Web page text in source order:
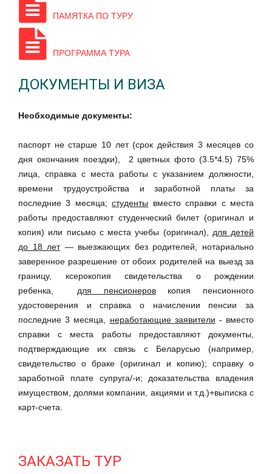
ПАМЯТКА ПО ТУРУ
ПРОГРАММА ТУРА
ДОКУМЕНТЫ И ВИЗА
Необходимые документы:
паспорт не старше 10 лет (срок действия 3 месяцев со
дня окончания поездки),
2 цветных фото (3.5*4.5) 75%
лица, справка с места работы с указанием должности,
времени трудоустройства и заработной платы за
последние 3 месяца;студенты вместо справки с места
работы предоставляют студенческий билет (оригинал и
копия) или письмо с места учебы (оригинал),
для детей
до 18 лет— выезжающих без родителей, нотариально
заверенное разрешение от обоих родителей на выезд за
границу, ксерокопия свидетельства о рождении
ребенка, для пенсионеровкопия пенсионного
удостоверения и cправка о начислении пенсии за
последние 3 месяца, неработающие заявители - вместо
справки с места работы предоставляют документы,
подтверждающие их связь с Беларусью (например,
свидетельство о браке (оригинал и копию); справку о
заработной плате супруга/-и; доказательства владения
имуществом, долями компании, акциями и т.д.)+выписка с
карт-счета.
ЗАКАЗАТЬ ТУР